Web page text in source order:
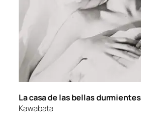
La ca­sa de las be­llas dur­mien­tes
Kawabata